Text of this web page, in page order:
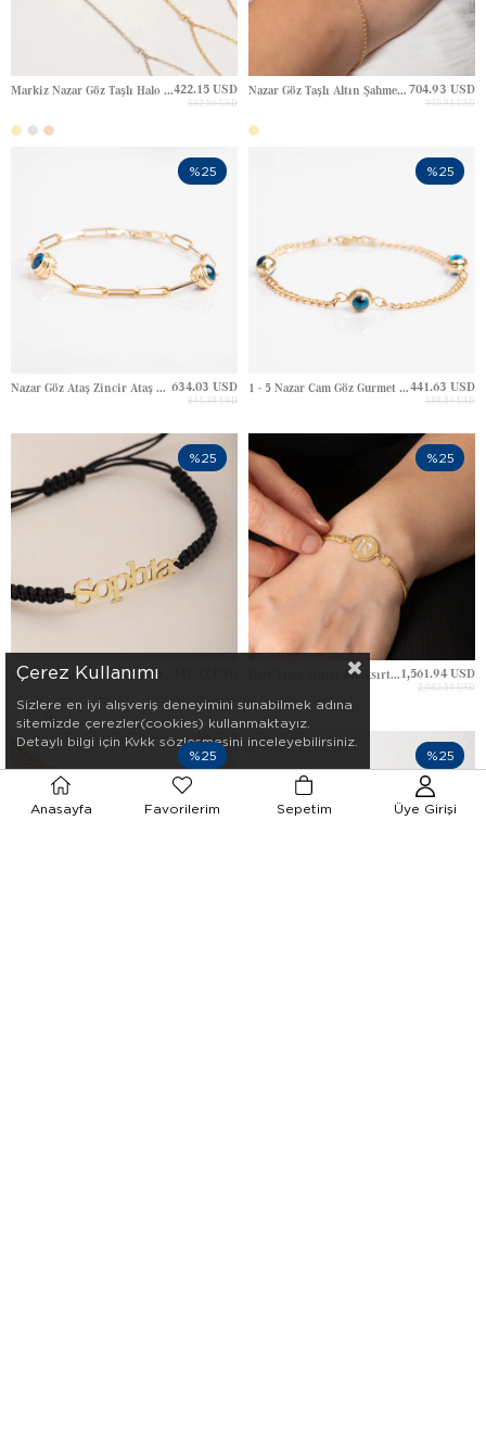
Markiz Nazar Göz Taşlı Halo Dizi Altın Şahmeran422.15 USD
562.86 USD
Nazar Göz Taşlı Altın Şahmeran 704.93 USD
939.91 USD
Nazar Göz Ataş Zincir Ataş Zincir Altın Bileklik 634.03 USD
845.38 USD
%25
1 - 5 Nazar Cam Göz Gurmet Zincir Charm Altın Bileklik441.63 USD
588.84 USD
%25
%25
Harf Yılan Zincir Balıksırtı Altın Bileklik1,561.94 USD
2,082.59 USD
%25
%25 %25
Çerez Kullanımı
Sizlere en iyi alışveriş deneyimini sunabilmek adına
sitemizde çerezler(cookies) kullanmaktayız.
Detaylı bilgi için Kvkk sözleşmesini inceleyebilirsiniz.
Anasayfa Favorilerim Sepetim Üye Girişi